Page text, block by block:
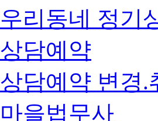
우리동네 정기
상담예약
상담예약 변경.
마을법무사